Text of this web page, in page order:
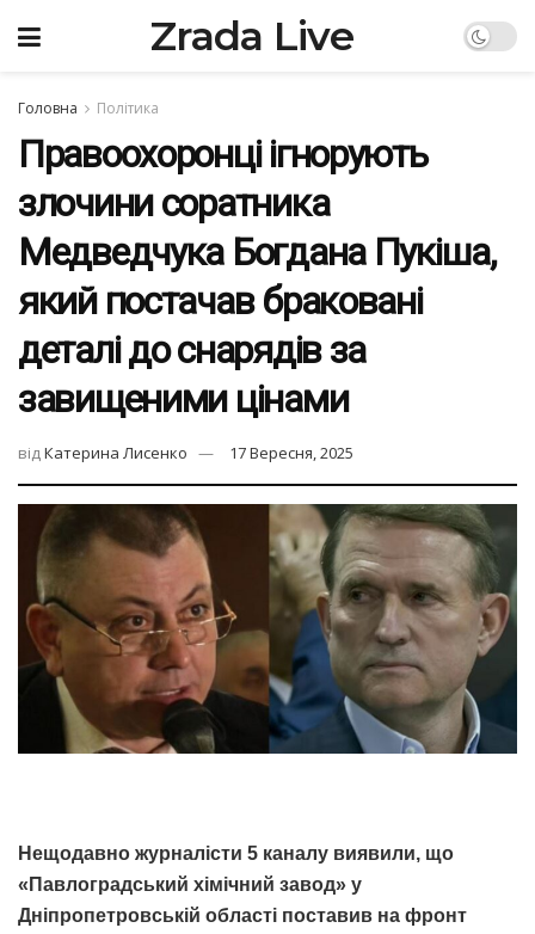
Zrada Live
Головна Політика
Правоохоронці ігнорують
злочини соратника
Медведчука Богдана Пукіша,
який постачав браковані
деталі до снарядів за
завищеними цінами
відКатерина Лисенко 17 Вересня, 2025
Нещодавно журналісти 5 каналу виявили, що
«Павлоградський хімічний завод» у
Дніпропетровській області поставив на фронт